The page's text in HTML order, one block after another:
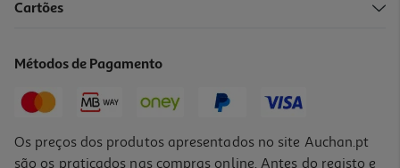
Cartões
Métodos de Pagamento
Os preços dos produtos apresentados no site Auchan.pt
são os praticados nas compras online. Antes do registo e